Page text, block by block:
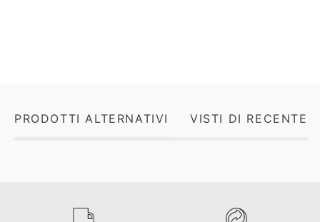
PRODOTTI ALTERNATIVI VISTI DI RECENTE